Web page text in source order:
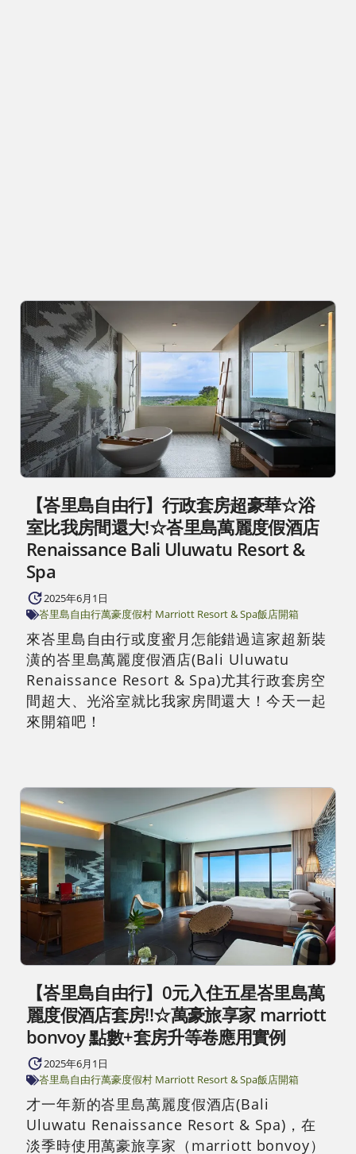
【峇里島自由行】行政套房超豪華☆浴
室比我房間還大!☆峇里島萬麗度假酒店
Renaissance Bali Uluwatu Resort &
Spa
2025年6月1日
峇里島自由行萬豪度假村 Marriott Resort & Spa飯店開箱
來峇里島自由行或度蜜月怎能錯過這家超新裝
潢的峇里島萬麗度假酒店(Bali Uluwatu
Renaissance Resort & Spa)尤其行政套房空
間超大、光浴室就比我家房間還大！今天一起
來開箱吧！
【峇里島自由行】0元入住五星峇里島萬
麗度假酒店套房!!☆萬豪旅享家 marriott
bonvoy 點數+套房升等卷應用實例
2025年6月1日
峇里島自由行萬豪度假村 Marriott Resort & Spa飯店開箱
才一年新的峇里島萬麗度假酒店(Bali
Uluwatu Renaissance Resort & Spa)，在
淡季時使用萬豪旅享家（marriott bonvoy）